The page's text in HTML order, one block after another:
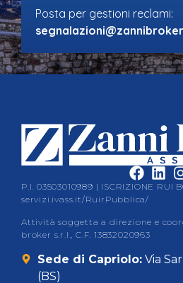
Posta per gestioni reclami:
P.I. 03503010989 | ISCRIZIONE RUI
servizi.ivass.it/RuirPubblica/
Attività soggetta a direzione e
broker s.r.l., C.F. 13832020963
Sede di Capriolo:Via
(BS)